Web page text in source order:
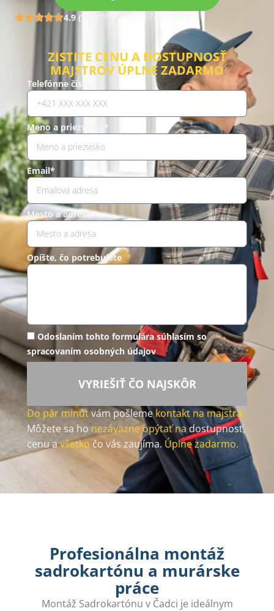
4.9 (960) Hodnotenia zákazníkov
ZISTITE CENU A DOSTUPNOSŤ
MAJSTROV ÚPLNE ZADARMO
Telefónne číslo *
Meno a priezvisko*
Email*
Mesto a adresa *
Opíšte, čo potrebujete
Odoslaním tohto formulára súhlasím so
spracovaním osobných údajov
VYRIEŠIŤ ČO NAJSKÔR
Do pár minútvám pošlemekontakt na majstra.
Môžete sa honezáväzne opýtať nadostupnosť,
cenu avšetko čo vás zaujíma. Úplne zadarmo.
Profesionálna montáž
sadrokartónu a murárske
práce
Montáž Sadrokartónu v Čadci je ideálnym